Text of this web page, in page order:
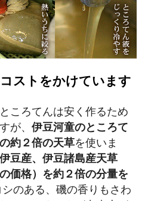
ストをかけています
ころてんは安く作るため
が、 伊豆河童のところて
約２倍の天草を使いま
豆産、伊豆諸島産天草
価格）を約２倍の分量を
のある、磯の香りもさわ